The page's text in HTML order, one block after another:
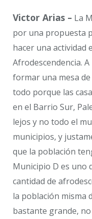
Victor Arias – La
por una propuesta
hacer una actividad
Afrodescendencia.
formar una mesa
todo porque las
en el Barrio Sur,
lejos y no todo el
municipios, y
que la población
Municipio D es uno
cantidad de
la población misma
bastante grande,